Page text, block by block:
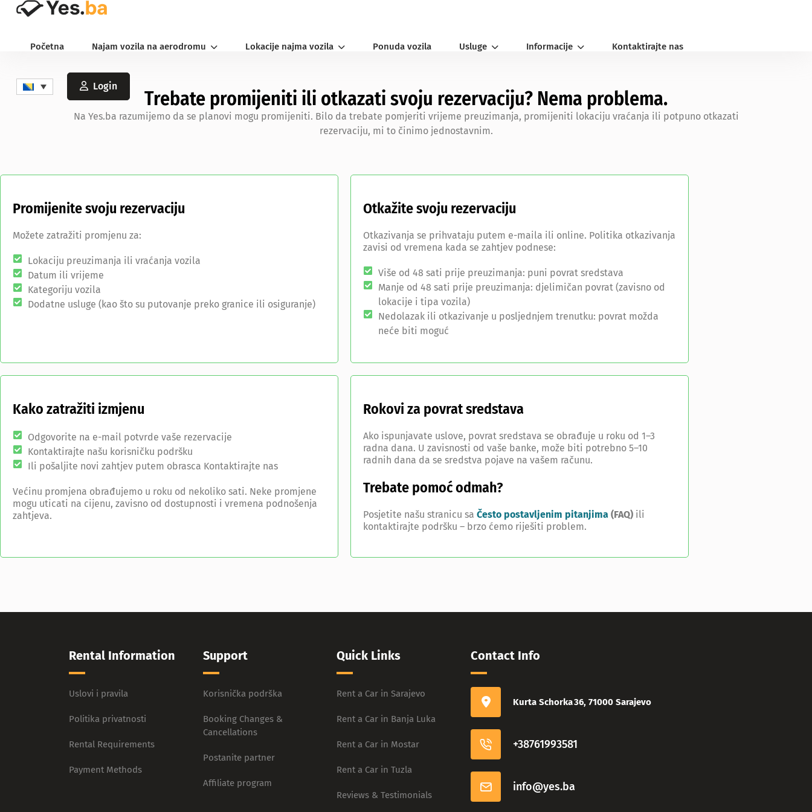
Početna Najam vozila na aerodromu Lokacije najma vozila Ponuda vozila Usluge Informacije Kontaktirajte nas
Login
Trebate promijeniti ili otkazati svoju rezervaciju? Nema problema.
Na Yes.ba razumijemo da se planovi mogu promijeniti. Bilo da trebate pomjeriti vrijeme preuzimanja, promijeniti lokaciju vraćanja ili potpuno otkazati
rezervaciju, mi to činimo jednostavnim.
Promijenite svoju rezervaciju
Možete zatražiti promjenu za:
Lokaciju preuzimanja ili vraćanja vozila
Datum ili vrijeme
Kategoriju vozila
Dodatne usluge (kao što su putovanje preko granice ili osiguranje)
Otkažite svoju rezervaciju
Otkazivanja se prihvataju putem e-maila ili online. Politika otkazivanja
zavisi od vremena kada se zahtjev podnese:
Više od 48 sati prije preuzimanja: puni povrat sredstava
Manje od 48 sati prije preuzimanja: djelimičan povrat (zavisno od
lokacije i tipa vozila)
Nedolazak ili otkazivanje u posljednjem trenutku: povrat možda
neće biti moguć
Kako zatražiti izmjenu
Odgovorite na e-mail potvrde vaše rezervacije
Kontaktirajte našu korisničku podršku
Ili pošaljite novi zahtjev putem obrasca Kontaktirajte nas
Većinu promjena obrađujemo u roku od nekoliko sati. Neke promjene
mogu uticati na cijenu, zavisno od dostupnosti i vremena podnošenja
zahtjeva.
Rokovi za povrat sredstava
Ako ispunjavate uslove, povrat sredstava se obrađuje u roku od 1–3
radna dana. U zavisnosti od vaše banke, može biti potrebno 5–10
radnih dana da se sredstva pojave na vašem računu.
Trebate pomoć odmah?
Posjetite našu stranicu sa Često postavljenim pitanjima (FAQ) ili
kontaktirajte podršku – brzo ćemo riješiti problem.
Rental Information
Uslovi i pravila
Politika privatnosti
Rental Requirements
Payment Methods
Support
Korisnička podrška
Booking Changes &
Cancellations
Postanite partner
Affiliate program
Quick Links
Rent a Car in Sarajevo
Rent a Car in Banja Luka
Rent a Car in Mostar
Rent a Car in Tuzla
Reviews & Testimonials
Contact Info
Kurta Schorka 36, 71000 Sarajevo
+38761993581
info@yes.ba